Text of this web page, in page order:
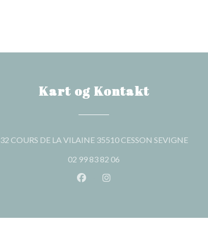
Kart og Kontakt
32 COURS DE LA VILAINE 35510 CESSON SEVIGNE
02 99 83 82 06
Facebook ((åpner i et nytt vindu))
Instagram ((åpner i et nytt